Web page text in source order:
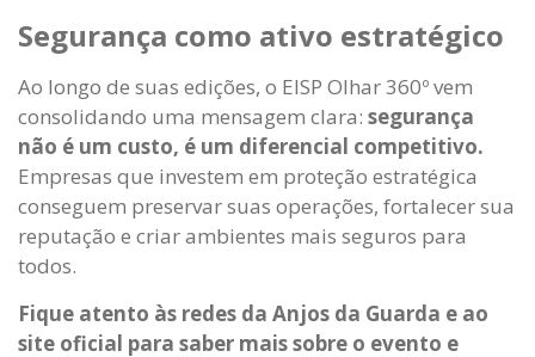
Segurança como ativo estratégico
Ao longo de suas edições, o EISP Olhar 360º vem
consolidando uma mensagem clara: segurança
não é um custo, é um diferencial competitivo.
Empresas que investem em proteção estratégica
conseguem preservar suas operações, fortalecer sua
reputação e criar ambientes mais seguros para
todos.
Fique atento às redes da Anjos da Guarda e ao
site oficial para saber mais sobre o evento e